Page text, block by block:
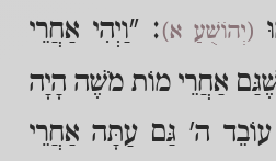
(יְהוֹשֻׁעַ א): "וַיְהִי אַחֲרֵי
אַחֲרֵי מוֹת מֹשֶׁה הָיָה
ה' גַּם עַתָּה אַחֲרֵי